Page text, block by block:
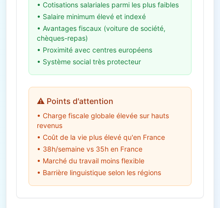
• Cotisations salariales parmi les plus faibles
• Salaire minimum élevé et indexé
• Avantages fiscaux (voiture de société,
chèques-repas)
• Proximité avec centres européens
• Système social très protecteur
⚠️ Points d'attention
• Charge fiscale globale élevée sur hauts
revenus
• Coût de la vie plus élevé qu'en France
• 38h/semaine vs 35h en France
• Marché du travail moins flexible
• Barrière linguistique selon les régions